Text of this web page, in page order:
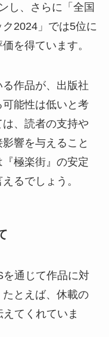
し、さらに「全国
2024」では5位に
を得ています。
作品が、出版社
能性は低いと考
、読者の支持や
響を与えること
極楽街』の安定
るでしょう。
を通じて作品に対
とえば、休載の
てくれていま